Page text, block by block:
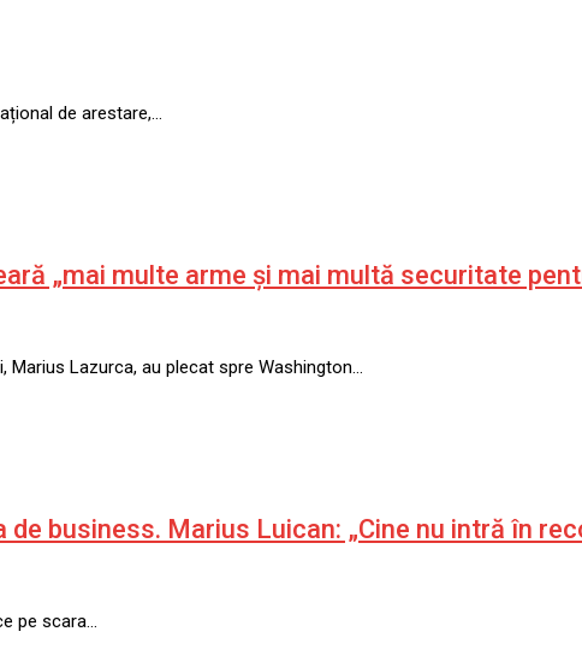
de arestare,…
„mai multe arme şi mai multă securitate
Marius Lazurca, au plecat spre Washington…
business. Marius Luican: „Cine nu intră în
pe scara…